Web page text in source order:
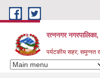
Skip to main content
रत्ननगर
पर्यटकीय सहर; समुन्नत